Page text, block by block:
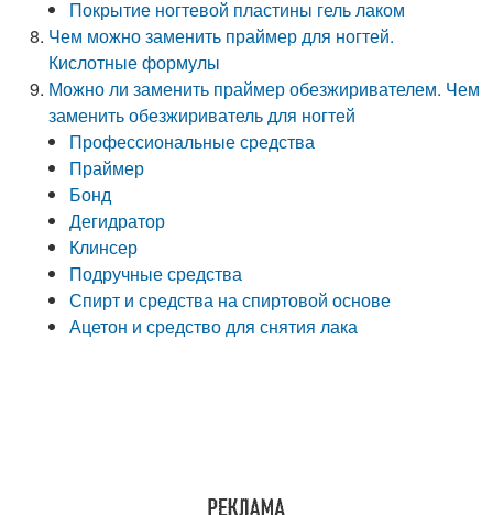
Покрытие ногтевой пластины гель лаком
Чем можно заменить праймер для ногтей.
Кислотные формулы
Можно ли заменить праймер обезжиривателем. Чем
заменить обезжириватель для ногтей
Профессиональные средства
Праймер
Бонд
Дегидратор
Клинсер
Подручные средства
Спирт и средства на спиртовой основе
Ацетон и средство для снятия лака